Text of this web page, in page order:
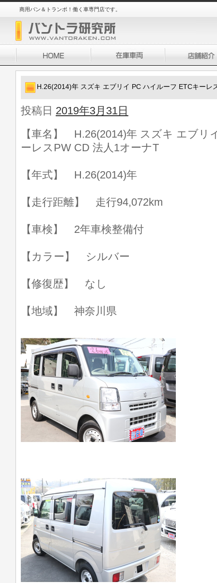
商用バン＆トランポ！働く車専門店です。
H.26(2014)年 スズキ エブリイ PC ハイルーフ ETCキーレ
投稿日 2019年3月31日
【車名】 H.26(2014)年 スズキ エブリ
ーレスPW CD 法人1オーナT
【年式】 H.26(2014)年
【走行距離】 走行94,072km
【車検】 2年車検整備付
【カラー】 シルバー
【修復歴】 なし
【地域】 神奈川県